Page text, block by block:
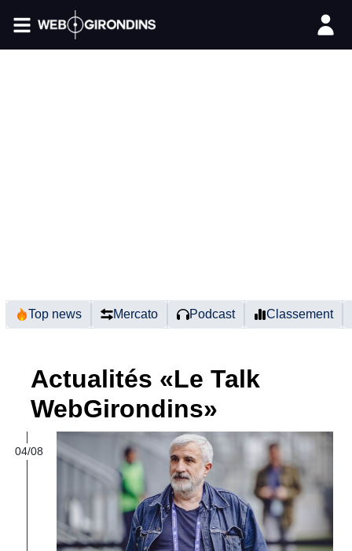
Top news Mercato Podcast Classement
Actualités «Le Talk
WebGirondins»
04/08